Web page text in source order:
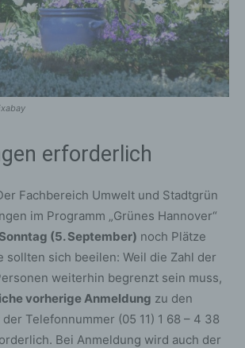
erforderlich
Fachbereich Umwelt und Stadtgrün
im Programm „Grünes Hannover“
Sonntag (5. September) noch Plätze
sich beeilen: Weil die Zahl der
weiterhin begrenzt sein muss,
vorherige Anmeldung zu den
Telefonnummer (05 11) 1 68 – 4 38
Bei Anmeldung wird auch der